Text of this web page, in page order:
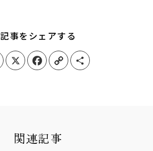
記事をシェアする
X Facebook Copy Link Share
関連記事